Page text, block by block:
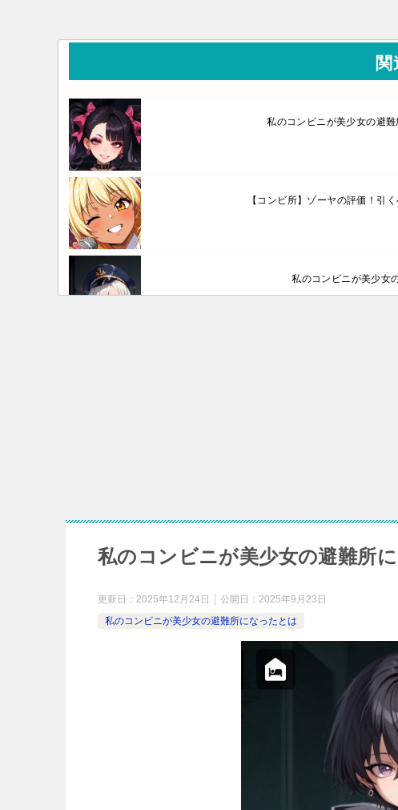
関
私のコンビニが美少女の避
【コンビ所】ゾーヤの評価！引
私のコンビニが美少女
私のコンビニが美少女の避難所
更新日： 2025年12月24日 公開日： 2025年9月23日
私のコンビニが美少女の避難所になったとは